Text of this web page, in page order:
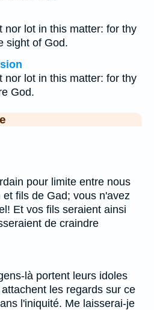
nor lot in this matter: for thy
sight of God.
nor lot in this matter: for thy
God.
pour limite entre nous
fils de Gad; vous n'avez
Et vos fils seraient ainsi
de craindre
là portent leurs idoles
les regards sur ce
l'iniquité. Me laisserai-je